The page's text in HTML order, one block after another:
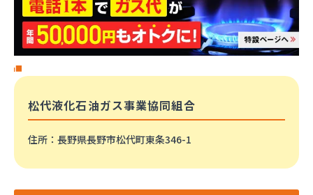
松代液化石油ガス事業協同組合
住所 ：長野県長野市松代町東条346-1